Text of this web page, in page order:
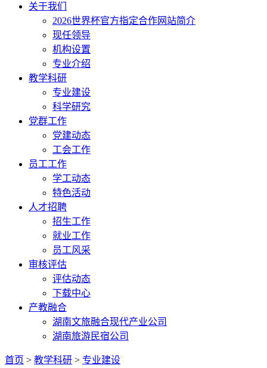
关于我们
​2026世界杯官方指定合作网站简介
现任领导
机构设置
专业介绍
教学科研
专业建设
科学研究
党群工作
党建动态
工会工作
员工工作
学工动态
特色活动
人才招聘
招生工作
就业工作
员工风采
审核评估
评估动态
下载中心
产教融合
湖南文旅融合现代产业公司
湖南旅游民宿公司
首页 > 教学科研 > 专业建设